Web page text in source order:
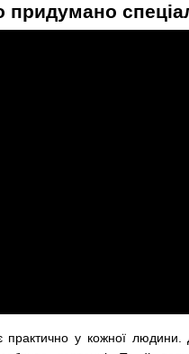
придумано
у кожної людини.